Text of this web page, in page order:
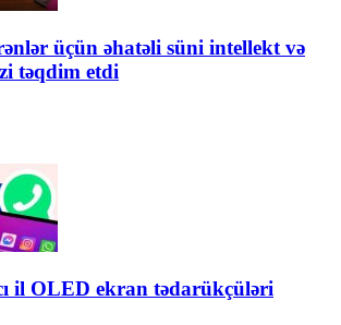
üçün əhatəli süni intellekt və
təqdim etdi
il OLED ekran tədarükçüləri